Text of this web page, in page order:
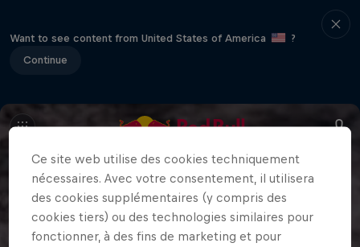
Want to see content from United States of America
?
Continue
Ce site web utilise des cookies techniquement
nécessaires. Avec votre consentement, il utilisera
des cookies supplémentaires (y compris des
cookies tiers) ou des technologies similaires pour
fonctionner, à des fins de marketing et pour